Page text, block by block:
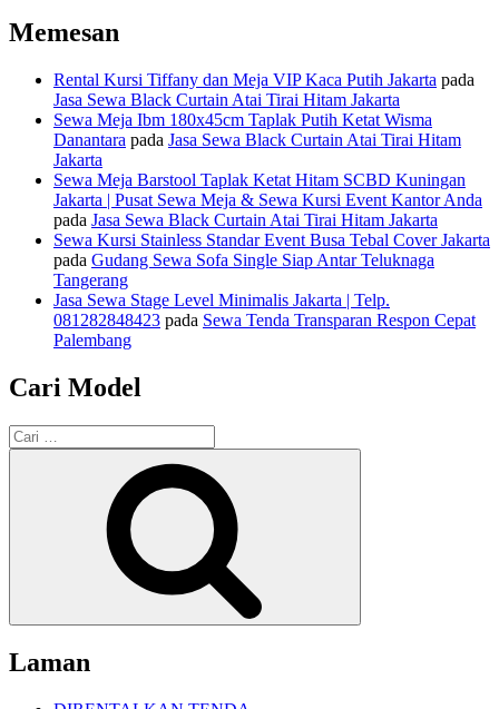
Memesan
Rental Kursi Tiffany dan Meja VIP Kaca Putih Jakarta pada
Jasa Sewa Black Curtain Atai Tirai Hitam Jakarta
Sewa Meja Ibm 180x45cm Taplak Putih Ketat Wisma
Danantara pada Jasa Sewa Black Curtain Atai Tirai Hitam
Jakarta
Sewa Meja Barstool Taplak Ketat Hitam SCBD Kuningan
Jakarta | Pusat Sewa Meja & Sewa Kursi Event Kantor Anda
pada Jasa Sewa Black Curtain Atai Tirai Hitam Jakarta
Sewa Kursi Stainless Standar Event Busa Tebal Cover Jakarta
pada Gudang Sewa Sofa Single Siap Antar Teluknaga
Tangerang
Jasa Sewa Stage Level Minimalis Jakarta | Telp.
081282848423 pada Sewa Tenda Transparan Respon Cepat
Palembang
Cari Model
Pencarian
untuk:
Laman